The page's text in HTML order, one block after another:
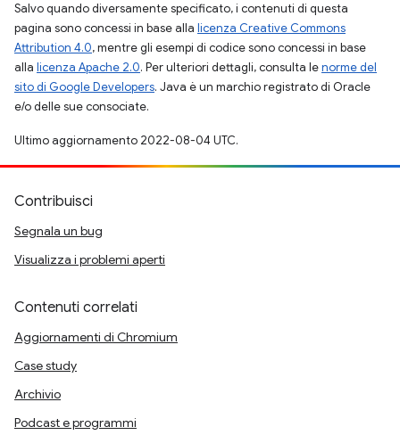
Salvo quando diversamente specificato, i contenuti di questa
pagina sono concessi in base alla licenza Creative Commons
Attribution 4.0, mentre gli esempi di codice sono concessi in base
alla licenza Apache 2.0. Per ulteriori dettagli, consulta lenorme del
sito di Google Developers. Java è un marchio registrato di Oracle
e/o delle sue consociate.
Ultimo aggiornamento 2022-08-04 UTC.
Contribuisci
Segnala un bug
Visualizza i problemi aperti
Contenuti correlati
Aggiornamenti di Chromium
Case study
Archivio
Podcast e programmi